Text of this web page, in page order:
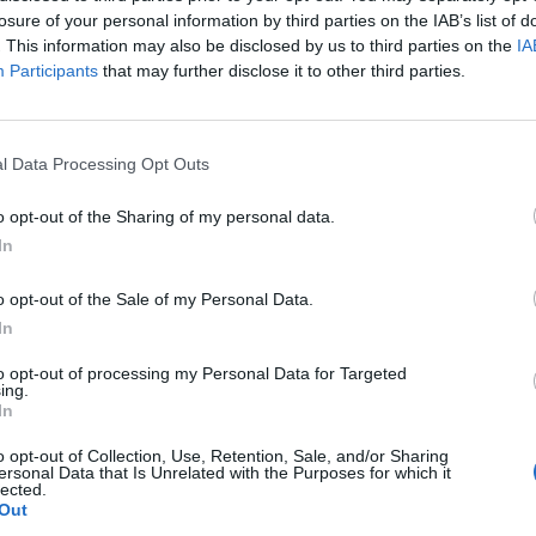
of your personal information by third parties on the IAB’s list of
This information may also be disclosed by us to third parties on the
Participants that may further disclose it to other third parties.
Data Processing Opt Outs
opt-out of the Sharing of my personal data.
opt-out of the Sale of my Personal Data.
opt-out of processing my Personal Data for Targeted
opt-out of Collection, Use, Retention, Sale, and/or Sharing
Data that Is Unrelated with the Purposes for which it
non va in ferie: ogni
per te
propone un appuntamento diverso ogni sera, tra
laboratori creativi, sfide musicali e burraco